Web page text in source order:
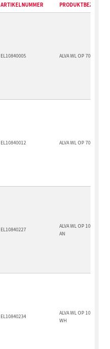
ARTIKELNUMMER
EL10840005 ALVA WL OP 700 830 AN
EL10840012 ALVA WL OP 700 830 WH
EL10840227
ALVA WL OP 1000 840
AN
EL10840234
ALVA WL OP 1000 840
WH